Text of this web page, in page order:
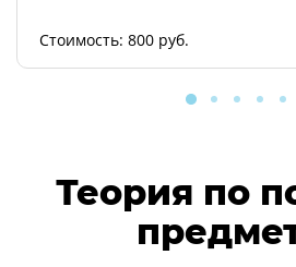
Стоимость: 800 руб.
Теория по